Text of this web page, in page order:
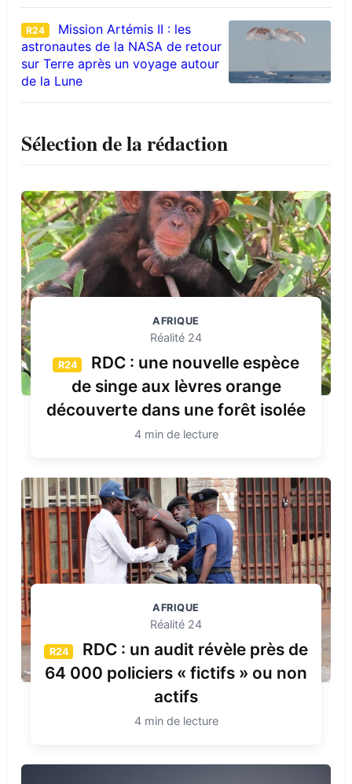
R24
Mission Artémis II : les
astronautes de la NASA de retour
sur Terre après un voyage autour
de la Lune
Sélection de la rédaction
AFRIQUE
Réalité 24
R24
RDC : une nouvelle espèce
de singe aux lèvres orange
découverte dans une forêt isolée
4 min de lecture
AFRIQUE
Réalité 24
R24
RDC : un audit révèle près de
64 000 policiers « fictifs » ou non
actifs
4 min de lecture